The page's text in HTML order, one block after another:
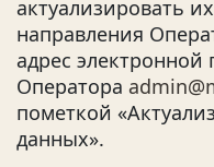
актуализировать
направления
адрес электронной
Оператора
пометкой
данных».